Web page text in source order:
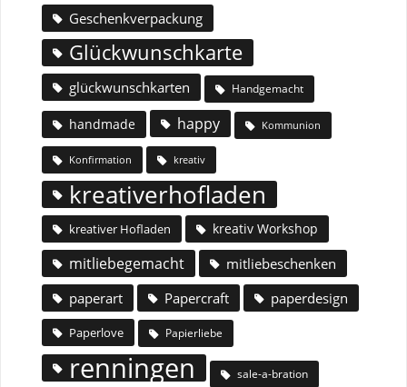
Geschenkverpackung
Glückwunschkarte
glückwunschkarten Handgemacht
handmade happy Kommunion
Konfirmation kreativ
kreativerhofladen
kreativer Hofladen kreativ Workshop
mitliebegemacht
mitliebeschenken
paperart
Papercraft paperdesign
Paperlove Papierliebe
renningen sale-a-bration